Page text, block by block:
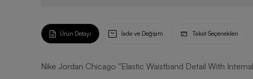
Ürün Detayı İade ve Değişim Taksit Seçenekleri
Nike Jordan Chicago ''Elastic Waistband Detail With